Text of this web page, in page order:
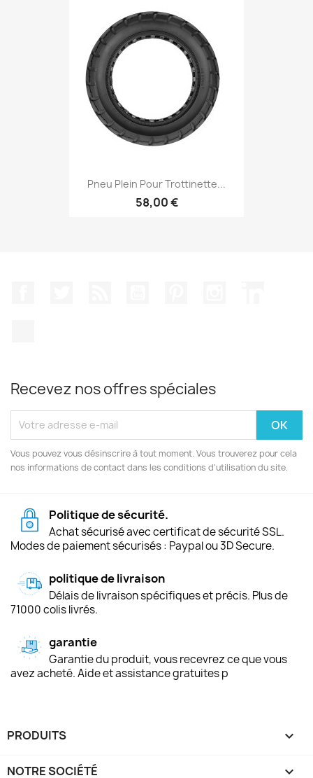
Pneu Plein Pour Trottinette...
58,00 €
Recevez nos offres spéciales
Vous pouvez vous désinscrire à tout moment. Vous trouverez pour cela
nos informations de contact dans les conditions d'utilisation du site.
Politique de sécurité.
Achat sécurisé avec certificat de sécurité SSL.
Modes de paiement sécurisés : Paypal ou 3D Secure.
politique de livraison
Délais de livraison spécifiques et précis. Plus de
71000 colis livrés.
garantie
Garantie du produit, vous recevrez ce que vous
avez acheté. Aide et assistance gratuites p
PRODUITS 
NOTRE SOCIÉTÉ 